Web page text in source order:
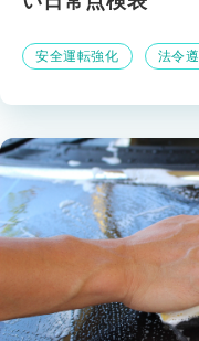
安全運転強化 法令